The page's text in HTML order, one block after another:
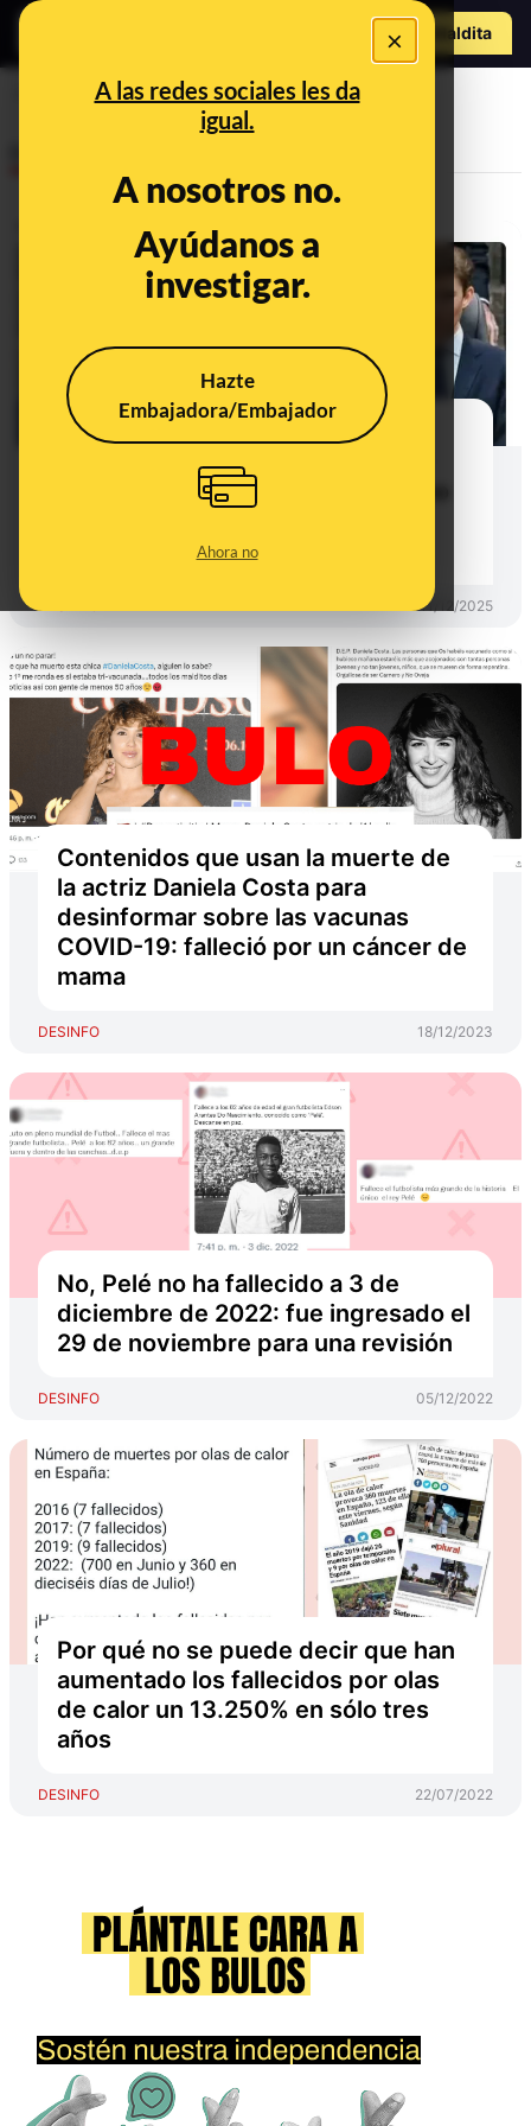
×
A las redes sociales les da
igual.
A nosotros no.
Ayúdanos a
investigar.
Hazte
Embajadora/Embajador
Ahora no
Hazte Maldita
fallecimientos
Cuidado con los contenidos que
dicen que Barron Trump, hijo del
presidente Trump, ha fallecido: no
DESINFO 11/12/2025
Contenidos que usan la muerte de
la actriz Daniela Costa para
desinformar sobre las vacunas
COVID-19: falleció por un cáncer de
mama
DESINFO 18/12/2023
No, Pelé no ha fallecido a 3 de
diciembre de 2022: fue ingresado el
29 de noviembre para una revisión
DESINFO 05/12/2022
Por qué no se puede decir que han
aumentado los fallecidos por olas
de calor un 13.250% en sólo tres
años
DESINFO 22/07/2022